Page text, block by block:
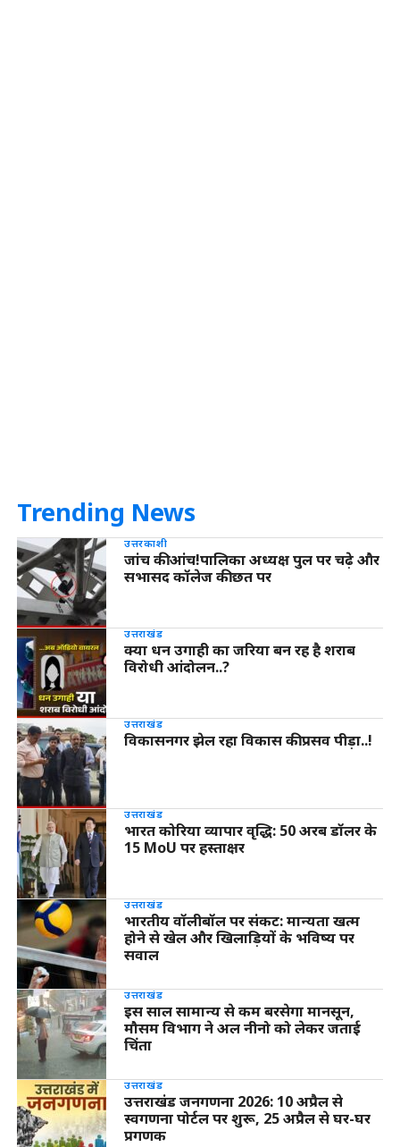
Trending News
उत्तरकाशी
जांच की आंच!पालिका अध्यक्ष पुल पर चढ़े और
सभासद कॉलेज की छत पर
उत्तराखंड
क्या धन उगाही का जरिया बन रह है शराब
विरोधी आंदोलन..?
उत्तराखंड
विकासनगर झेल रहा विकास की प्रसव पीड़ा..!
उत्तराखंड
भारत कोरिया व्यापार वृद्धि: 50 अरब डॉलर के
15 MoU पर हस्ताक्षर
उत्तराखंड
भारतीय वॉलीबॉल पर संकट: मान्यता खत्म
होने से खेल और खिलाड़ियों के भविष्य पर
सवाल
उत्तराखंड
इस साल सामान्य से कम बरसेगा मानसून,
मौसम विभाग ने अल नीनो को लेकर जताई
चिंता
उत्तराखंड
उत्तराखंड जनगणना 2026: 10 अप्रैल से
स्वगणना पोर्टल पर शुरू, 25 अप्रैल से घर-घर
प्रगणक